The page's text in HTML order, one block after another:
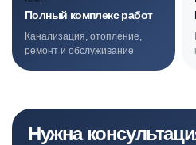
Полный комплекс работ
Канализация, отопление,
ремонт и обслуживание
Нужна